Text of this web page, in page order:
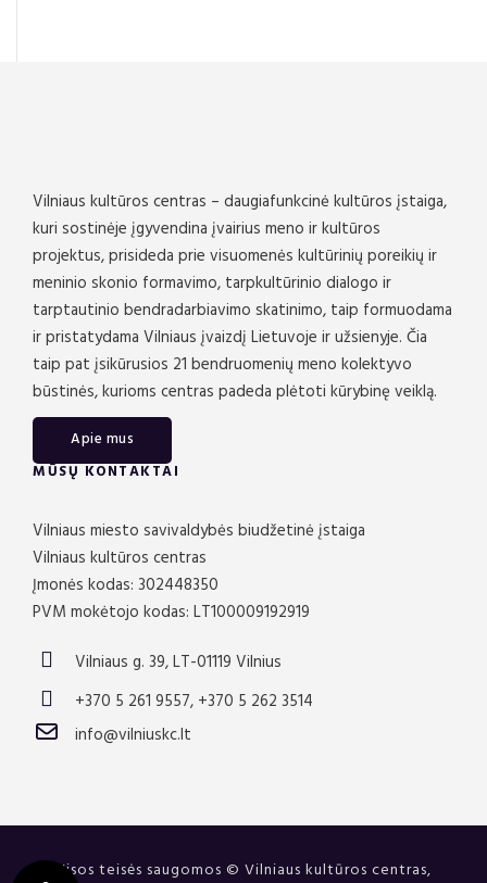
Vilniaus kultūros centras – daugiafunkcinė kultūros įstaiga,
kuri sostinėje įgyvendina įvairius meno ir kultūros
projektus, prisideda prie visuomenės kultūrinių poreikių ir
meninio skonio formavimo, tarpkultūrinio dialogo ir
tarptautinio bendradarbiavimo skatinimo, taip formuodama
ir pristatydama Vilniaus įvaizdį Lietuvoje ir užsienyje. Čia
taip pat įsikūrusios 21 bendruomenių meno kolektyvo
būstinės, kurioms centras padeda plėtoti kūrybinę veiklą.
Apie mus
MŪSŲ KONTAKTAI
Vilniaus miesto savivaldybės biudžetinė įstaiga
Vilniaus kultūros centras
Įmonės kodas: 302448350
PVM mokėtojo kodas: LT100009192919
Vilniaus g. 39, LT-01119 Vilnius
+370 5 261 9557, +370 5 262 3514
info@vilniuskc.lt
Visos teisės saugomos © Vilniaus kultūros centras,